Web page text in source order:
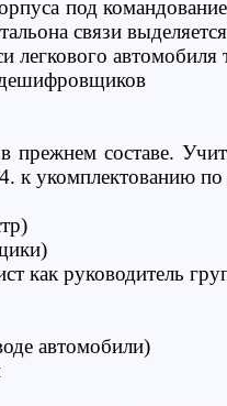
под
связи
легкового
дешифровщиков
прежнем составе.
к укомплектованию
как руководитель
автомобили)